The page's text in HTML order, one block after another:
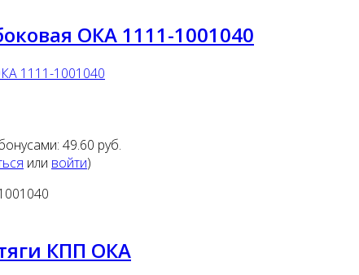
ОКА 1111-1001040
49.60 руб.
или войти)
КПП ОКА